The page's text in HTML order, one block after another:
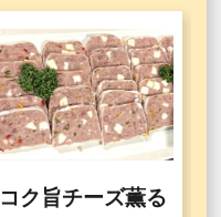
コク旨チーズ薫る